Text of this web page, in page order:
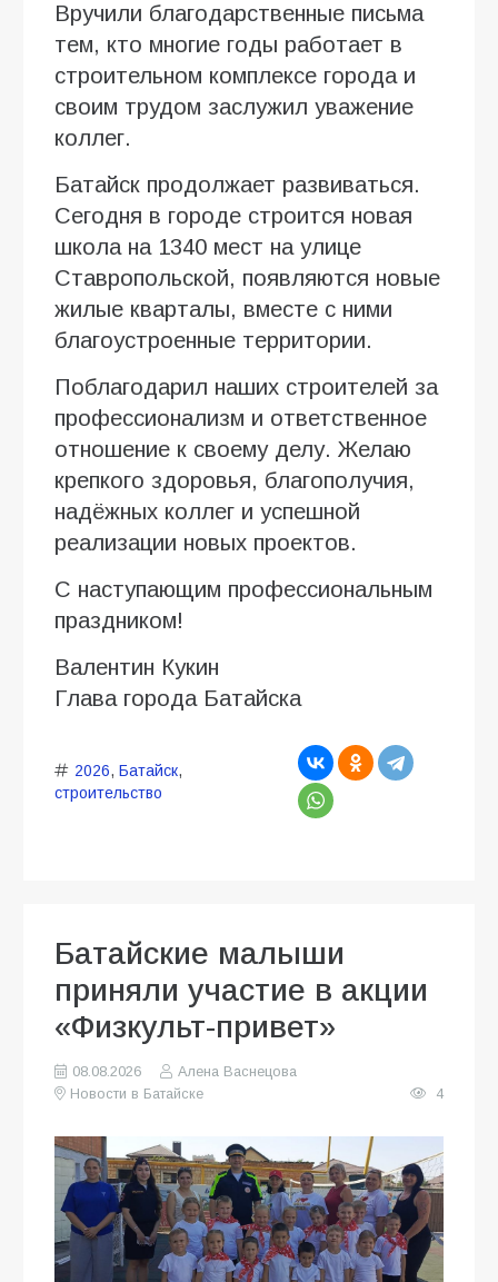
Вручили благодарственные письма
тем, кто многие годы работает в
строительном комплексе города и
своим трудом заслужил уважение
коллег.
Батайск продолжает развиваться.
Сегодня в городе строится новая
школа на 1340 мест на улице
Ставропольской, появляются новые
жилые кварталы, вместе с ними
благоустроенные территории.
Поблагодарил наших строителей за
профессионализм и ответственное
отношение к своему делу. Желаю
крепкого здоровья, благополучия,
надёжных коллег и успешной
реализации новых проектов.
С наступающим профессиональным
праздником!
Валентин Кукин
Глава города Батайска
2026, Батайск,
строительство
Батайские малыши
приняли участие в акции
«Физкульт-привет»
08.08.2026
Алена Васнецова
Новости в Батайске
4